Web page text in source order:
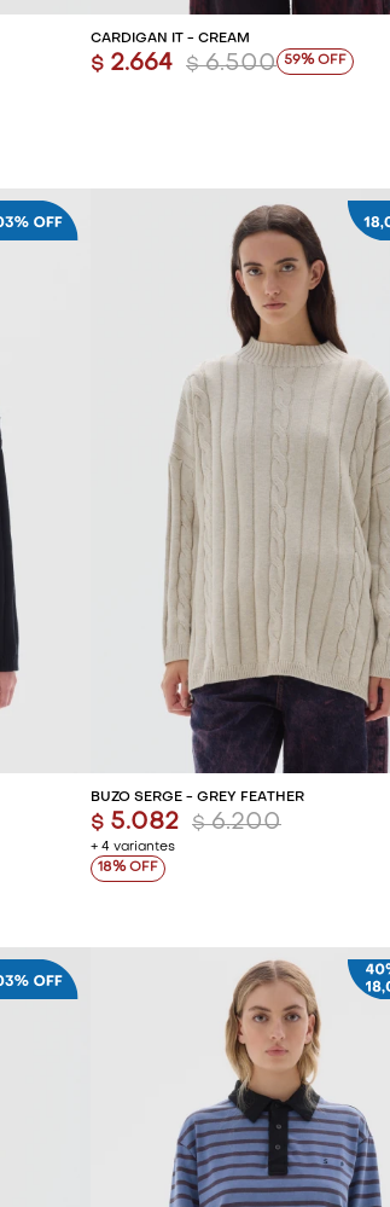
CARDIGAN IT - CREAM
$ 2.664 $ 6.500 59
AGREGAR AL CARRITO
BUZO SERGE - GREY FEATHER
+ 4 variantes
$ 5.082 $ 6.200
18